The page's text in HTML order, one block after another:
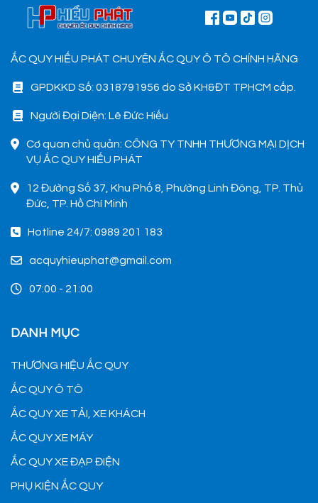
ẮC QUY HIẾU PHÁT CHUYÊN ẮC QUY Ô TÔ CHÍNH HÃNG
GPDKKD Số: 0318791956 do Sở KH&ĐT TPHCM cấp.
Người Đại Diện: Lê Đức Hiếu
Cơ quan chủ quản: CÔNG TY TNHH THƯƠNG MẠI DỊCH
VỤ ẮC QUY HIẾU PHÁT
12 Đường Số 37, Khu Phố 8, Phường Linh Đông, TP. Thủ
Đức, TP. Hồ Chí Minh
Hotline 24/7: 0989 201 183
acquyhieuphat@gmail.com
07:00 - 21:00
DANH MỤC
THƯƠNG HIỆU ẮC QUY
ẮC QUY Ô TÔ
ẮC QUY XE TẢI, XE KHÁCH
ẮC QUY XE MÁY
ẮC QUY XE ĐẠP ĐIỆN
PHỤ KIỆN ẮC QUY